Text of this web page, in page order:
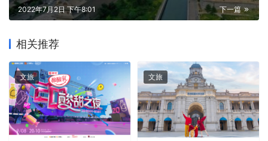
下一篇
2022年7月2日 下午8:01
相关推荐
文旅 文旅